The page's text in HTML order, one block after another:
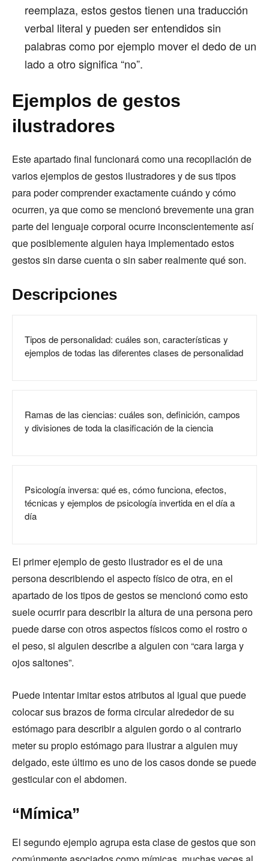
reemplaza, estos gestos tienen una traducción
verbal literal y pueden ser entendidos sin
palabras como por ejemplo mover el dedo de un
lado a otro significa “no”.
Ejemplos de gestos
ilustradores
Este apartado final funcionará como una recopilación de
varios ejemplos de gestos ilustradores y de sus tipos
para poder comprender exactamente cuándo y cómo
ocurren, ya que como se mencionó brevemente una gran
parte del lenguaje corporal ocurre inconscientemente así
que posiblemente alguien haya implementado estos
gestos sin darse cuenta o sin saber realmente qué son.
Descripciones
Tipos de personalidad: cuáles son, características y
ejemplos de todas las diferentes clases de personalidad
Ramas de las ciencias: cuáles son, definición, campos
y divisiones de toda la clasificación de la ciencia
Psicología inversa: qué es, cómo funciona, efectos,
técnicas y ejemplos de psicología invertida en el día a
día
El primer ejemplo de gesto ilustrador es el de una
persona describiendo el aspecto físico de otra, en el
apartado de los tipos de gestos se mencionó como esto
suele ocurrir para describir la altura de una persona pero
puede darse con otros aspectos físicos como el rostro o
el peso, si alguien describe a alguien con “cara larga y
ojos saltones”.
Puede intentar imitar estos atributos al igual que puede
colocar sus brazos de forma circular alrededor de su
estómago para describir a alguien gordo o al contrario
meter su propio estómago para ilustrar a alguien muy
delgado, este último es uno de los casos donde se puede
gesticular con el abdomen.
“Mímica”
El segundo ejemplo agrupa esta clase de gestos que son